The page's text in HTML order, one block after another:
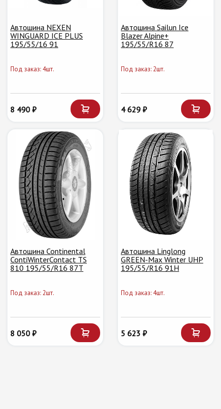
Автошина NEXEN
WINGUARD ICE PLUS
195/55/16 91
Под заказ: 4шт.
8 490 ₽
Автошина Sailun Ice
Blazer Alpine+
195/55/R16 87
Под заказ: 2шт.
4 629 ₽
Автошина Continental
ContiWinterContact TS
810 195/55/R16 87T
Под заказ: 2шт.
8 050 ₽
Автошина Linglong
GREEN-Max Winter UHP
195/55/R16 91H
Под заказ: 4шт.
5 623 ₽